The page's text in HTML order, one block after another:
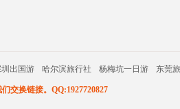
出国游 哈尔滨旅行社 杨梅坑一日游 东莞
交换链接。QQ:1927720827